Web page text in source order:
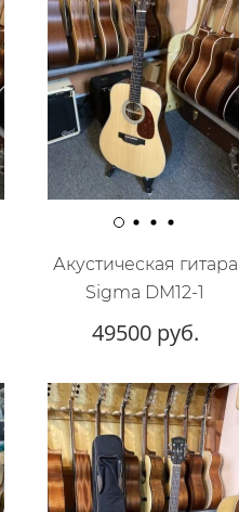
Акустическая гитара
Sigma DM12-1
49500 руб.